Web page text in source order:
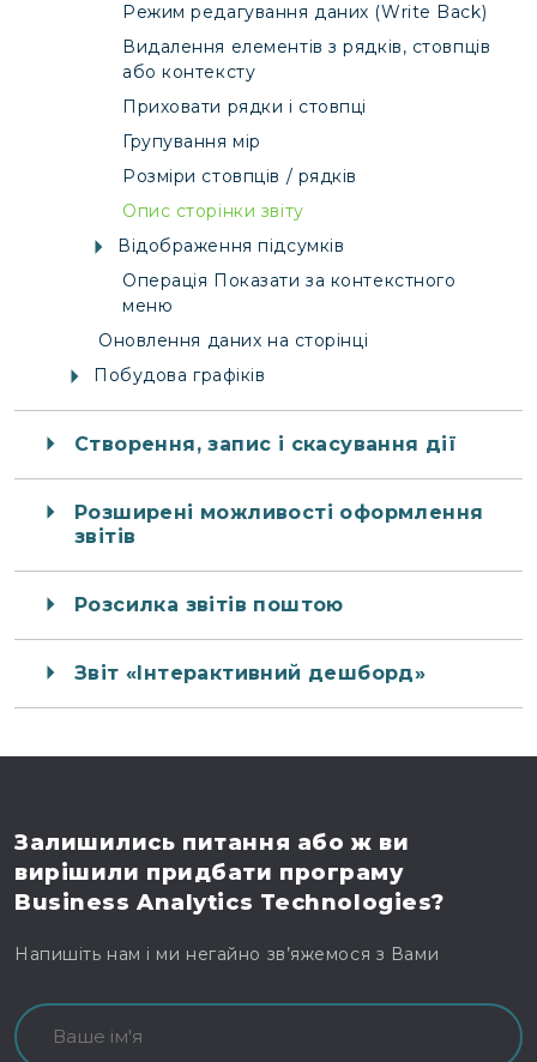
Режим редагування даних (Write Back)
Видалення елементів з рядків, стовпців
або контексту
Приховати рядки і стовпці
Групування мір
Розміри стовпців / рядків
Опис сторінки звіту
Відображення підсумків
Операція Показати за контекстного
меню
Оновлення даних на сторінці
Побудова графіків
Створення, запис і скасування дії
Розширені можливості оформлення
звітів
Розсилка звітів поштою
Звіт «Інтерактивний дешборд»
Залишились питання або ж ви
вирішили придбати програму
Business Analytics Technologies?
Напишіть нам і ми негайно зв’яжемося з Вами